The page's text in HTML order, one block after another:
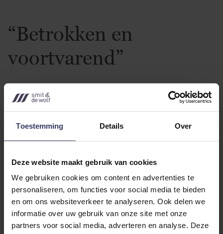
Toestemming Details Over
Deze website maakt gebruik van cookies
We gebruiken cookies om content en advertenties te
personaliseren, om functies voor social media te bieden
en om ons websiteverkeer te analyseren. Ook delen we
informatie over uw gebruik van onze site met onze
partners voor social media, adverteren en analyse. Deze
“Betrokken en
voortvarend”